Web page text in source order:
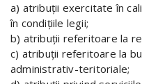
a) atribuţii exercitate în
în condiţiile legii;
b) atribuţii referitoare la
c) atribuţii referitoare la
administrativ-teritoriale;